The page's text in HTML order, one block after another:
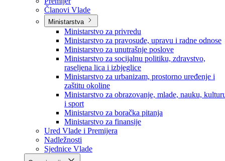
Vlada
Vlada BPK Goražde
Premijer
Članovi Vlade
Ministarstva
Ministarstvo za privredu
Ministarstvo za pravosuđe, upravu i radne odnose
Ministarstvo za unutrašnje poslove
Ministarstvo za socijalnu politiku, zdravstvo,
raseljena lica i izbjeglice
Ministarstvo za urbanizam, prostorno uređenje i
zaštitu okoline
Ministarstvo za obrazovanje, mlade, nauku,
i sport
Ministarstvo za boračka pitanja
Ministarstvo za finansije
Ured Vlade i Premijera